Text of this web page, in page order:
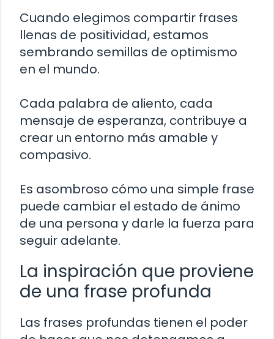
Cuando elegimos compartir frases
llenas de positividad, estamos
sembrando semillas de optimismo
en el mundo.
Cada palabra de aliento, cada
mensaje de esperanza, contribuye a
crear un entorno más amable y
compasivo.
Es asombroso cómo una simple frase
puede cambiar el estado de ánimo
de una persona y darle la fuerza para
seguir adelante.
La inspiración que proviene
de una frase profunda
Las frases profundas tienen el poder